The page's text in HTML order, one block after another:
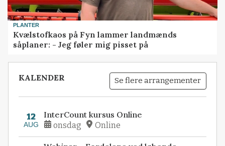
PLANTER
Kvælstofkaos på Fyn lammer landmænds
såplaner: - Jeg føler mig pisset på
KALENDER Se flere arrangementer
12
AUG
InterCount kursus Online
onsdag Online